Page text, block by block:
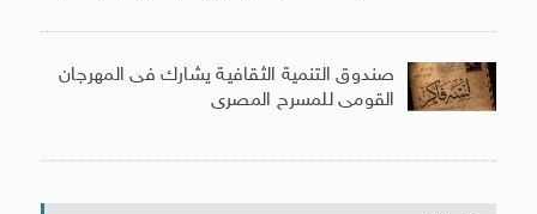
صندوق التنمية الثقافية يشارك فى المهرجان
القومى للمسرح المصرى